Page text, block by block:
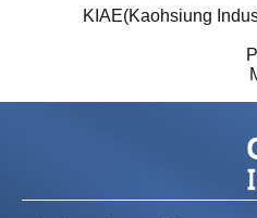
2015 KIAE(Kaohsiung